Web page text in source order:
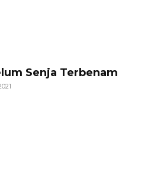
Senja Terbenam